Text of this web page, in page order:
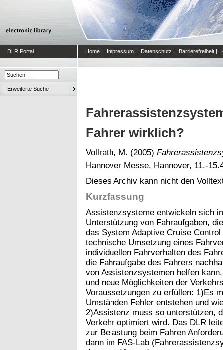
DLR Portal Home | Impressum | Datenschutz | Barrierefreiheit |
Erweiterte Suche
Fahrer wirklich?
Vollrath, M. (2005)
Hannover Messe, Hannover, 11.-
Dieses Archiv kann nicht den
Kurzfassung
Assistenzsysteme entwickeln sich
Unterstützung von Fahraufgaben,
das System Adaptive Cruise
technische Umsetzung eines
individuellen Fahrverhalten des
die Fahraufgabe des Fahrers
von Assistenzsystemen helfen
und neue Möglichkeiten der
Voraussetzungen zu erfüllen: 1)Es
Umständen Fehler entstehen und
2)Assistenz muss so unterstützen,
Verkehr optimiert wird. Das DLR
zur Belastung beim Fahren
dann im FAS-Lab